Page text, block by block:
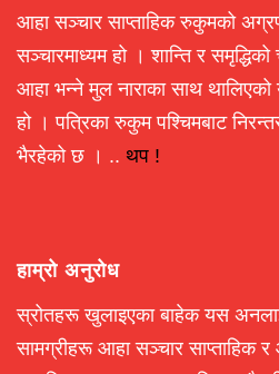
आहा सञ्चार साप्ताहिक रुकुमको
सञ्चारमाध्यम हो । शान्ति र समृद्धिको
आहा भन्ने मुल नाराका साथ
हो । पत्रिका रुकुम पश्चिमबाट
भैरहेको छ । .. थप !
हाम्रो अनुरोध
स्रोतहरू खुलाइएका बाहेक यस
सामग्रीहरू आहा सञ्चार साप्ताहिक